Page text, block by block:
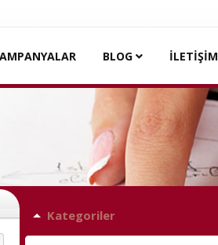
BLOG İLETİŞİM
Kategoriler